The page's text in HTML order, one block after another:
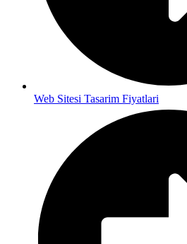
Web Sitesi Tasarim Fiyatlari